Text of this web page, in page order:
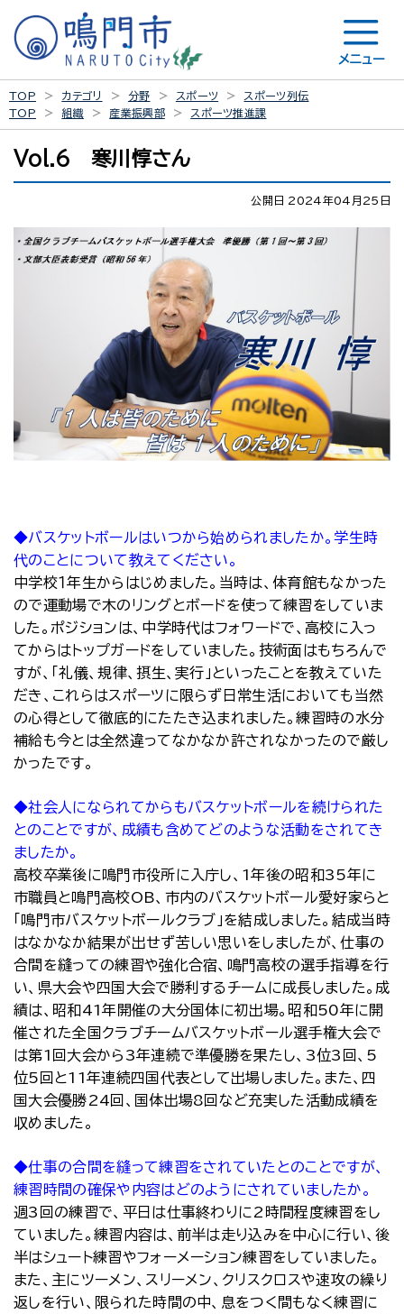
メニュー
TOP カテゴリ 分野 スポーツ
スポーツ列伝
TOP
組織 産業振興部 スポーツ推進課
Vol.6 寒川惇さん
公開日 2024年04月25日
◆バスケットボールはいつから始められましたか。学生時
代のことについて教えてください。
中学校１年生からはじめました。当時は、体育館もなかった
ので運動場で木のリングとボードを使って練習をしていま
した。ポジションは、中学時代はフォワードで、高校に入っ
てからはトップガードをしていました。技術面はもちろんで
すが、「礼儀、規律、摂生、実行」といったことを教えていた
だき、これらはスポーツに限らず日常生活においても当然
の心得として徹底的にたたき込まれました。練習時の水分
補給も今とは全然違ってなかなか許されなかったので厳し
かったです。
◆社会人になられてからもバスケットボールを続けられた
とのことですが、成績も含めてどのような活動をされてき
ましたか。
高校卒業後に鳴門市役所に入庁し、1年後の昭和35年に
市職員と鳴門高校OB、市内のバスケットボール愛好家らと
「鳴門市バスケットボールクラブ」を結成しました。結成当時
はなかなか結果が出せず苦しい思いをしましたが、仕事の
合間を縫っての練習や強化合宿、鳴門高校の選手指導を行
い、県大会や四国大会で勝利するチームに成長しました。成
績は、昭和41年開催の大分国体に初出場。昭和50年に開
催された全国クラブチームバスケットボール選手権大会で
は第1回大会から3年連続で準優勝を果たし、3位3回、5
位5回と11年連続四国代表として出場しました。また、四
国大会優勝24回、国体出場8回など充実した活動成績を
収めました。
◆仕事の合間を縫って練習をされていたとのことですが、
練習時間の確保や内容はどのようにされていましたか。
週3回の練習で、平日は仕事終わりに2時間程度練習をし
ていました。練習内容は、前半は走り込みを中心に行い、後
半はシュート練習やフォーメーション練習をしていました。
また、主にツーメン、スリーメン、クリスクロスや速攻の繰り
返しを行い、限られた時間の中、息をつく間もなく練習に